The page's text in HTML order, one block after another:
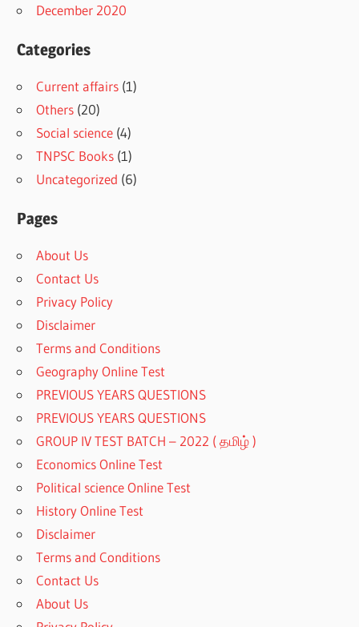
December 2020
Categories
Current affairs (1)
Others (20)
Social science (4)
TNPSC Books (1)
Uncategorized (6)
Pages
About Us
Contact Us
Privacy Policy
Disclaimer
Terms and Conditions
Geography Online Test
PREVIOUS YEARS QUESTIONS
PREVIOUS YEARS QUESTIONS
GROUP IV TEST BATCH – 2022 ( தமிழ் )
Economics Online Test
Political science Online Test
History Online Test
Disclaimer
Terms and Conditions
Contact Us
About Us